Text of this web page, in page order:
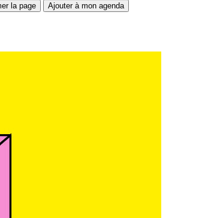
la page Ajouter à mon agenda